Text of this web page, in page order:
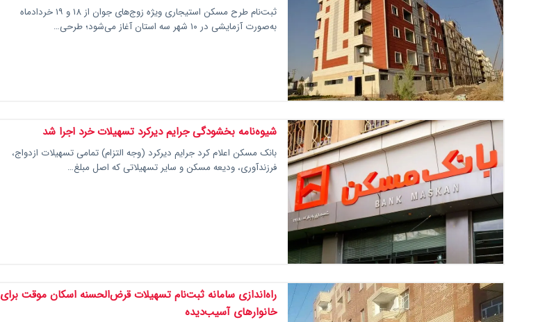
ثبت‌نام طرح مسکن استیجاری ویژه زوج‌های جوان از ۱۸ و ۱۹ خردادماه
به‌صورت آزمایشی در ۱۰ شهر سه استان آغاز می‌شود؛ طرحی…
شیوه‌نامه بخشودگی جرایم دیرکرد تسهیلات خرد اجرا شد
بانک مسکن اعلام کرد جرایم دیرکرد (وجه التزام) تمامی تسهیلات ازدواج،
فرزندآوری، ودیعه مسکن و سایر تسهیلاتی که اصل مبلغ…
راه‌اندازی سامانه ثبت‌نام تسهیلات قرض‌الحسنه اسکان موقت برای
خانوارهای آسیب‌دیده